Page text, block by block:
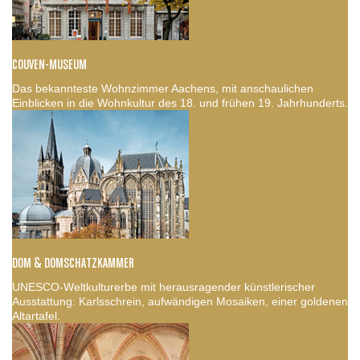
COUVEN-MUSEUM
Das bekannteste Wohnzimmer Aachens, mit anschaulichen
Einblicken in die Wohnkultur des 18. und frühen 19. Jahrhunderts.
DOM & DOMSCHATZKAMMER
UNESCO-Weltkulturerbe mit herausragender künstlerischer
Ausstattung: Karlsschrein, aufwändigen Mosaiken, einer goldenen
Altartafel.